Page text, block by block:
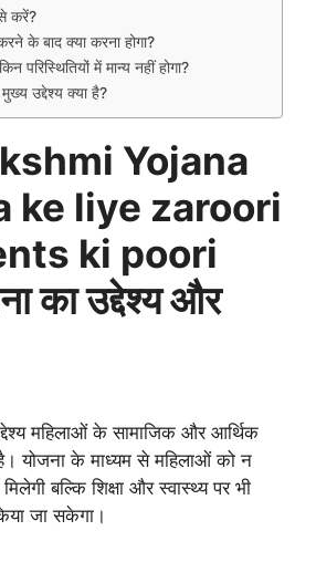
करें?
के बाद क्या करना होगा?
परिस्थितियों में मान्य नहीं होगा?
उद्देश्य क्या है?
Yojana
ke liye zaroori
ki poori
का उद्देश्य और
महिलाओं के सामाजिक और आर्थिक
योजना के माध्यम से महिलाओं को न
बल्कि शिक्षा और स्वास्थ्य पर भी
जा सकेगा।